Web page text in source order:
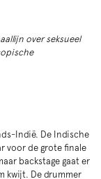
over seksueel
Indië. De Indische
voor de grote finale
backstage gaat er
kwijt. De drummer